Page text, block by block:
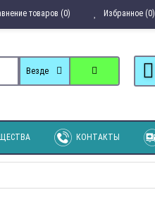
Избранное (0)
товаров (0)
Везде
КОНТАКТЫ